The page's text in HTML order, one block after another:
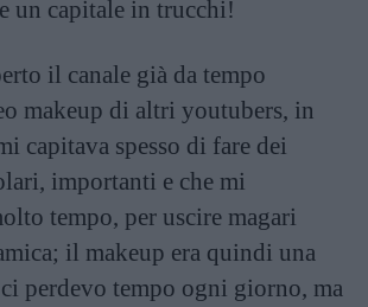
un capitale in trucchi!
il canale già da tempo
makeup di altri youtubers, in
capitava spesso di fare dei
importanti e che mi
tempo, per uscire magari
il makeup era quindi una
perdevo tempo ogni giorno, ma